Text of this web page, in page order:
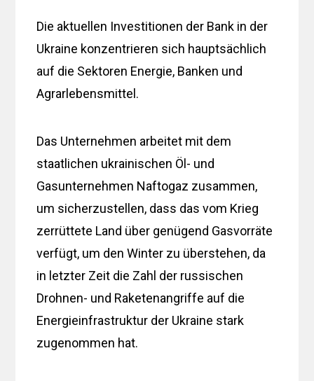
Die aktuellen Investitionen der Bank in der
Ukraine konzentrieren sich hauptsächlich
auf die Sektoren Energie, Banken und
Agrarlebensmittel.
Das Unternehmen arbeitet mit dem
staatlichen ukrainischen Öl- und
Gasunternehmen Naftogaz zusammen,
um sicherzustellen, dass das vom Krieg
zerrüttete Land über genügend Gasvorräte
verfügt, um den Winter zu überstehen, da
in letzter Zeit die Zahl der russischen
Drohnen- und Raketenangriffe auf die
Energieinfrastruktur der Ukraine stark
zugenommen hat.